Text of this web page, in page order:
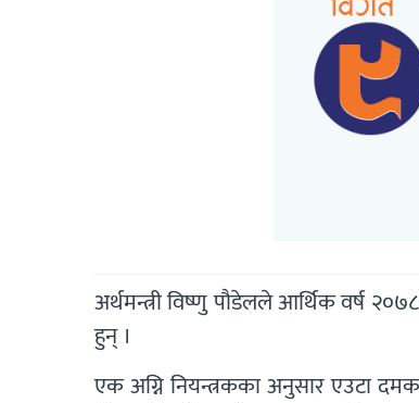
अर्थमन्त्री विष्णु पौडेलले आर्थिक वर्ष
हुन् ।
एक अग्नि नियन्त्रकका अनुसार एउटा